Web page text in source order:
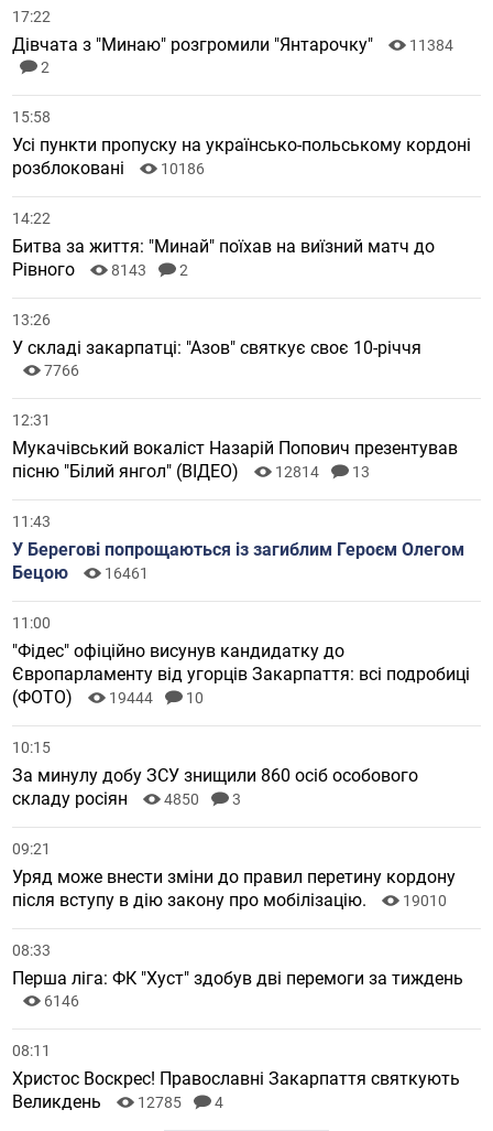
17:22
Дівчата з "Минаю" розгромили "Янтарочку"
11384
2
15:58
Усі пункти пропуску на українсько-польському кордоні
розблоковані
10186
14:22
Битва за життя: "Минай" поїхав на виїзний матч до
Рівного
8143 2
13:26
У складі закарпатці: "Азов" святкує своє 10-річчя
7766
12:31
Мукачівський вокаліст Назарій Попович презентував
пісню "Білий янгол" (ВІДЕО)
12814 13
11:43
У Берегові попрощаються із загиблим Героєм Олегом
Бецою
16461
11:00
"Фідес" офіційно висунув кандидатку до
Європарламенту від угорців Закарпаття: всі подробиці
(ФОТО)
19444 10
10:15
За минулу добу ЗСУ знищили 860 осіб особового
складу росіян
4850 3
09:21
Уряд може внести зміни до правил перетину кордону
після вступу в дію закону про мобілізацію.
19010
08:33
Перша ліга: ФК "Хуст" здобув дві перемоги за тиждень
6146
08:11
Христос Воскрес! Православні Закарпаття святкують
Великдень
12785 4